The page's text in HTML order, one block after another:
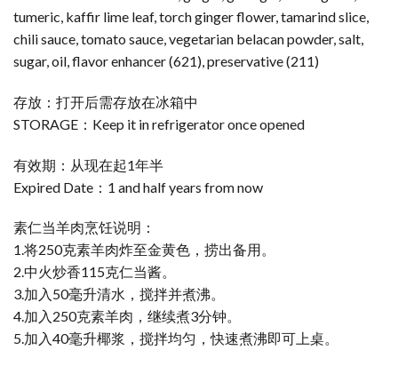
tumeric, kaffir lime leaf, torch ginger flower, tamarind slice,
chili sauce, tomato sauce, vegetarian belacan powder, salt,
sugar, oil, flavor enhancer (621), preservative (211)
存放：打开后需存放在冰箱中
STORAGE：Keep it in refrigerator once opened
有效期：从现在起1年半
Expired Date：1 and half years from now
素仁当羊肉烹饪说明：
1.将250克素羊肉炸至金黄色，捞出备用。
2.中火炒香115克仁当酱。
3.加入50毫升清水，搅拌并煮沸。
4.加入250克素羊肉，继续煮3分钟。
5.加入40毫升椰浆，搅拌均匀，快速煮沸即可上桌。